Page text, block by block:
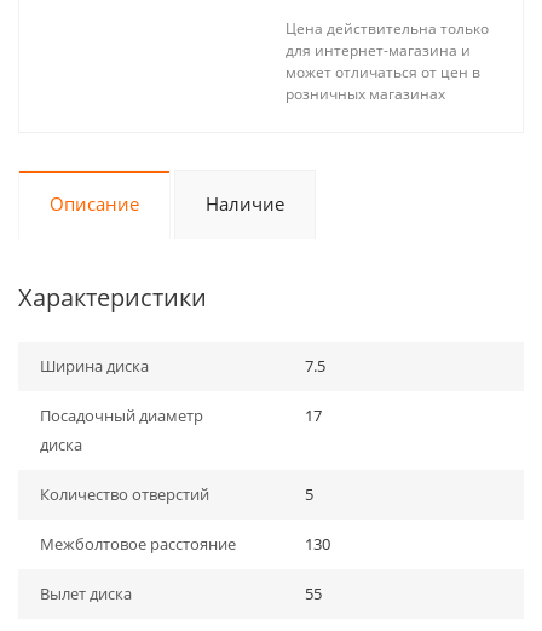
Цена действительна только
для интернет-магазина и
может отличаться от цен в
розничных магазинах
Описание Наличие
Характеристики
Ширина диска 7.5
Посадочный диаметр
диска
17
Количество отверстий 5
Межболтовое расстояние 130
Вылет диска 55